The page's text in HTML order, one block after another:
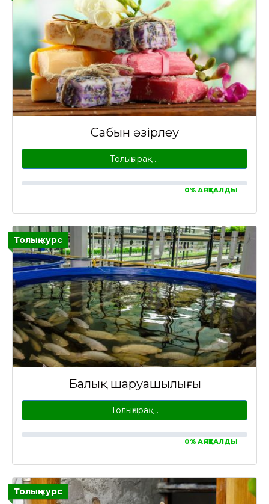
Сабын әзірлеу
Толығырақ …
0% АЯҚТАЛДЫ
Толық курс
Балық шаруашылығы
Толығырақ…
0% АЯҚТАЛДЫ
Толық курс